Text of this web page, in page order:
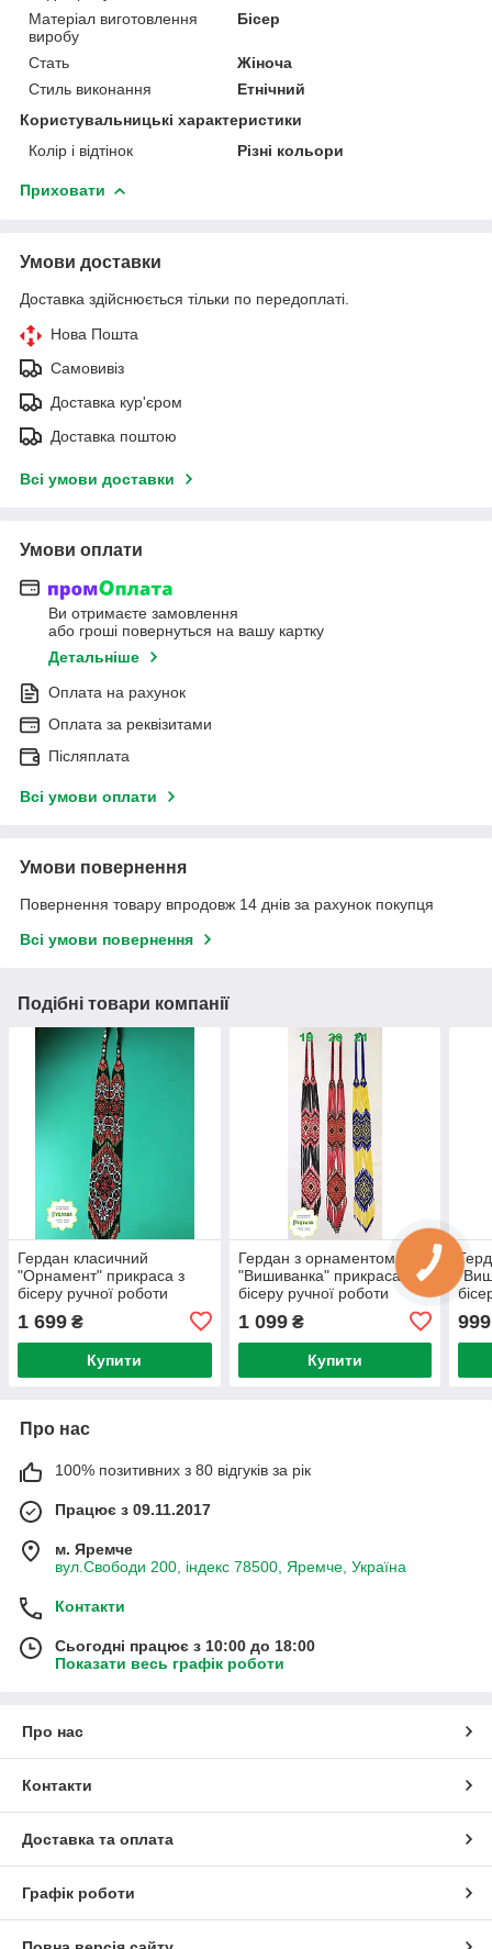
Матеріал виготовлення
виробу
Бісер
Стать
Жіноча
Стиль виконання
Етнічний
Користувальницькі характеристики
Колір і відтінок
Різні кольори
Приховати
Умови доставки
Доставка здійснюється тільки по передоплаті.
Нова Пошта
Самовивіз
Доставка кур'єром
Доставка поштою
Всі умови доставки
Умови оплати
Ви отримаєте замовлення
або гроші повернуться на вашу картку
Детальніше
Оплата на рахунок
Оплата за реквізитами
Післяплата
Всі умови оплати
Умови повернення
Повернення товару впродовж 14 днів за рахунок покупця
Всі умови повернення
Подібні товари компанії
Гердан класичний
"Орнамент" прикраса з
бісеру ручної роботи
1 699 ₴
Купити
Гердан з орнаментом
"Вишиванка" прикраса з
бісеру ручної роботи
1 099₴
Купити
999
Про нас
100% позитивних з 80 відгуків за рік
Працює з 09.11.2017
м. Яремче
вул.Свободи 200, індекс 78500, Яремче, Україна
Контакти
Сьогодні працює з 10:00 до 18:00
Показати весь графік роботи
Про нас
Контакти
Доставка та оплата
Графік роботи